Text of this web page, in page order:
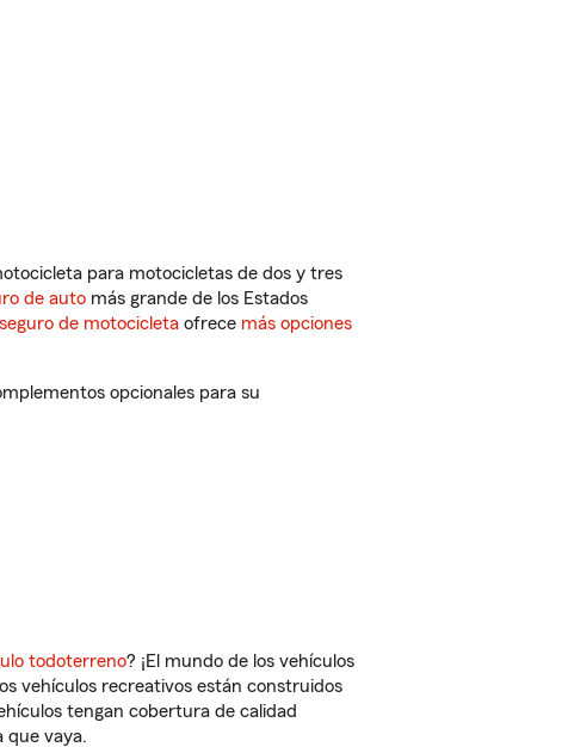
para motocicletas de dos y tres
de auto más grande de los Estados
seguro de motocicleta ofrece más opciones
opcionales para su
todoterreno? ¡El mundo de los vehículos
vehículos recreativos están construidos
tengan cobertura de calidad
que vaya.